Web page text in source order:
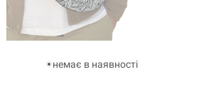
немає в наявності